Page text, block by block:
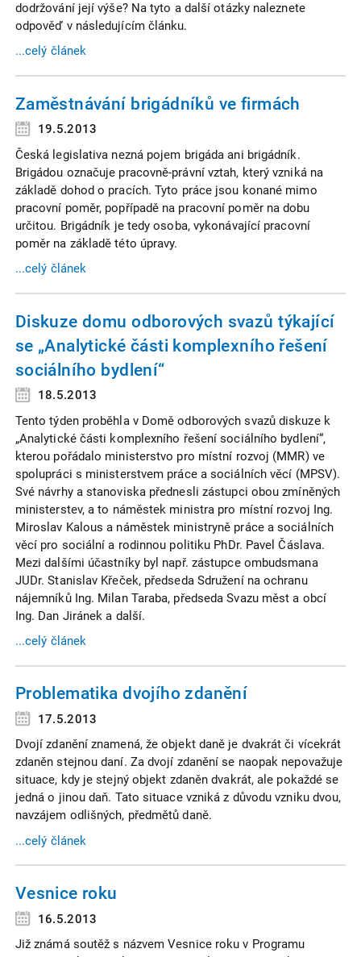
dodržování její výše? Na tyto a další otázky naleznete
odpověď v následujícím článku.
...celý článek
Zaměstnávání brigádníků ve firmách
19.5.2013
Česká legislativa nezná pojem brigáda ani brigádník.
Brigádou označuje pracovně-právní vztah, který vzniká na
základě dohod o pracích. Tyto práce jsou konané mimo
pracovní poměr, popřípadě na pracovní poměr na dobu
určitou. Brigádník je tedy osoba, vykonávající pracovní
poměr na základě této úpravy.
...celý článek
Diskuze domu odborových svazů týkající
se „Analytické části komplexního řešení
sociálního bydlení“
18.5.2013
Tento týden proběhla v Domě odborových svazů diskuze k
„Analytické části komplexního řešení sociálního bydlení“,
kterou pořádalo ministerstvo pro místní rozvoj (MMR) ve
spolupráci s ministerstvem práce a sociálních věcí (MPSV).
Své návrhy a stanoviska přednesli zástupci obou zmíněných
ministerstev, a to náměstek ministra pro místní rozvoj Ing.
Miroslav Kalous a náměstek ministryně práce a sociálních
věcí pro sociální a rodinnou politiku PhDr. Pavel Čáslava.
Mezi dalšími účastníky byl např. zástupce ombudsmana
JUDr. Stanislav Křeček, předseda Sdružení na ochranu
nájemníků Ing. Milan Taraba, předseda Svazu měst a obcí
Ing. Dan Jiránek a další.
...celý článek
Problematika dvojího zdanění
17.5.2013
Dvojí zdanění znamená, že objekt daně je dvakrát či vícekrát
zdaněn stejnou daní. Za dvojí zdanění se naopak nepovažuje
situace, kdy je stejný objekt zdaněn dvakrát, ale pokaždé se
jedná o jinou daň. Tato situace vzniká z důvodu vzniku dvou,
navzájem odlišných, předmětů daně.
...celý článek
Vesnice roku
16.5.2013
Již známá soutěž s názvem Vesnice roku v Programu